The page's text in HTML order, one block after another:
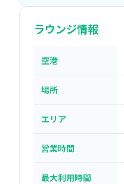
ラウンジ情報
空港
場所
エリア
営業時間
最大利用時間